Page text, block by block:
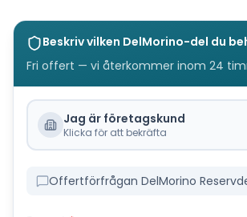
Beskriv vilken DelMorino-del du
Fri offert — vi återkommer inom 24
Jag är företagskund
Klicka för att bekräfta
Offertförfrågan DelMorino